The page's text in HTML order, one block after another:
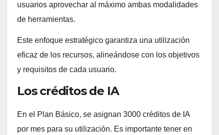
usuarios aprovechar al máximo ambas modalidades
de herramientas.
Este enfoque estratégico garantiza una utilización
eficaz de los recursos, alineándose con los objetivos
y requisitos de cada usuario.
Los créditos de IA
En el Plan Básico, se asignan 3000 créditos de IA
por mes para su utilización. Es importante tener en